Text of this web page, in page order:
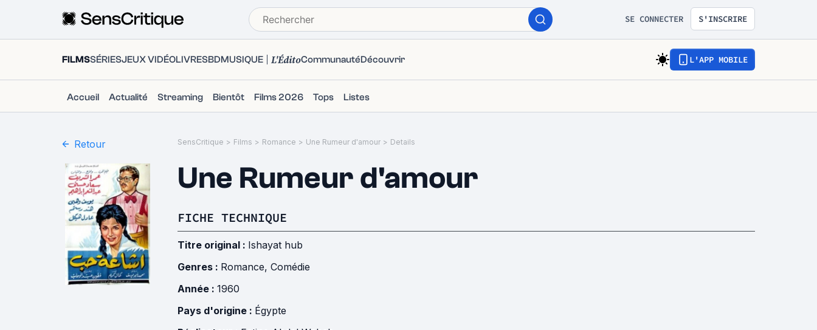
SE CONNECTER S'INSCRIRE
FILMSSÉRIESJEUX VIDÉOLIVRESBDMUSIQUE L'ÉditoCommunautéDécouvrir L'APP MOBILE
Accueil Actualité Streaming Bientôt Films 2026 Tops Listes
Retour SensCritique > Films > Romance > Une Rumeur d'amour > Details
Une Rumeur d'amour
FICHE TECHNIQUE
Titre original : Ishayat hub
Genres : Romance, Comédie
Année : 1960
Pays d'origine : Égypte